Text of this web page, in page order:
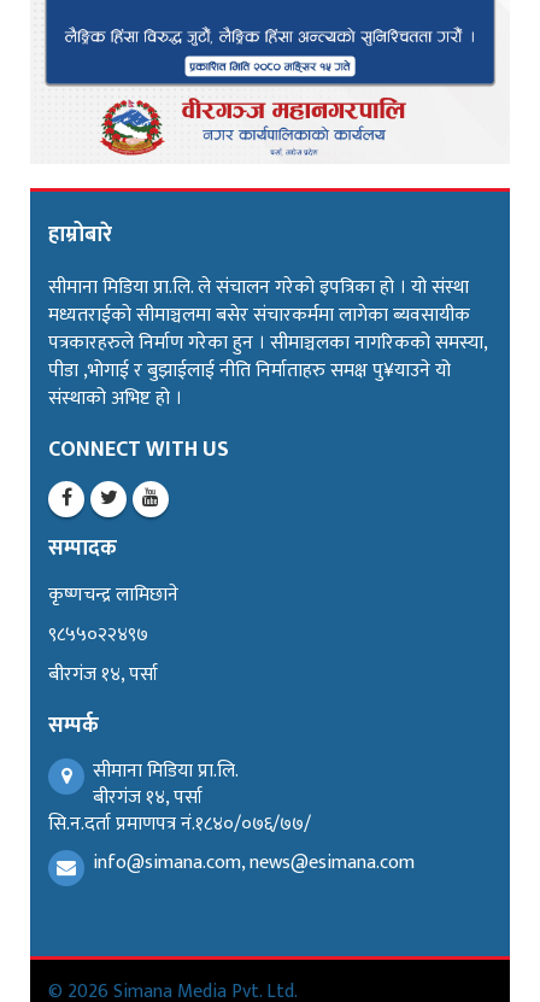
हाम्रोबारे
सीमाना मिडिया प्रा.लि. ले संचालन गरेको इपत्रिका हो । यो संस्था
मध्यतराईको सीमाञ्चलमा बसेर संचारकर्ममा लागेका ब्यवसायीक
पत्रकारहरुले निर्माण गरेका हुन । सीमाञ्चलका नागरिकको समस्या,
पीडा ,भोगाई र बुझाईलाई नीति निर्माताहरु समक्ष पु¥याउने यो
संस्थाको अभिष्ट हो ।
CONNECT WITH US
सम्पादक
कृष्णचन्द्र लामिछाने
९८५५०२२४९७
बीरगंज १४, पर्सा
सम्पर्क
सीमाना मिडिया प्रा.लि.
बीरगंज १४, पर्सा
सि.न.दर्ता प्रमाणपत्र नं.१८४०/०७६/७७/
info@simana.com, news@esimana.com
© 2026 Simana Media Pvt. Ltd.